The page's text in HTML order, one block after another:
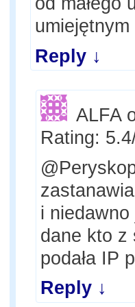
Reply ↓
ALFA
Rating:
i
dane kto z
podała IP
Reply ↓